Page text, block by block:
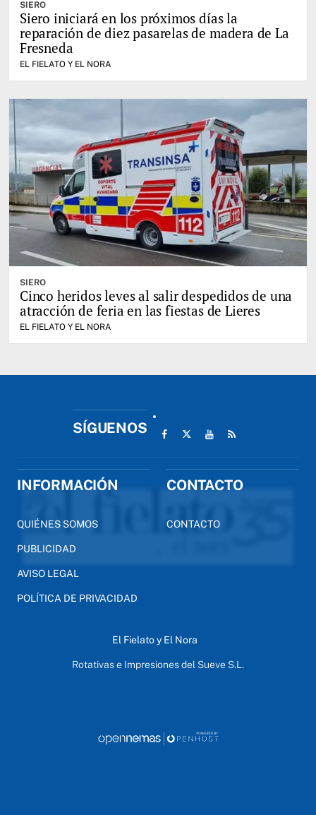
SIERO
Siero iniciará en los próximos días la
reparación de diez pasarelas de madera de La
Fresneda
EL FIELATO Y EL NORA
SIERO
Cinco heridos leves al salir despedidos de una
atracción de feria en las fiestas de Lieres
EL FIELATO Y EL NORA
SÍGUENOS
INFORMACIÓN
QUIÉNES SOMOS
PUBLICIDAD
AVISO LEGAL
POLÍTICA DE PRIVACIDAD
CONTACTO
CONTACTO
El Fielato y El Nora
Rotativas e Impresiones del Sueve S.L.